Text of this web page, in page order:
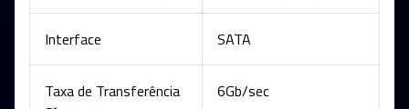
Interface SATA
Taxa de Transferência
6Gb/sec